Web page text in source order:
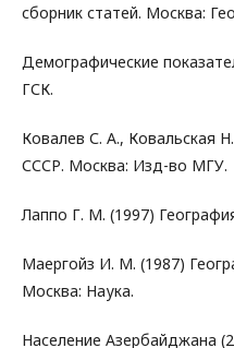
сборник статей. Москва:
Демографические
ГСК.
Ковалев С. А., Ковальская
СССР. Москва: Изд-во МГУ.
Лаппо Г. М. (1997)
Маергойз И. М. (1987)
Москва: Наука.
Население Азербайджана